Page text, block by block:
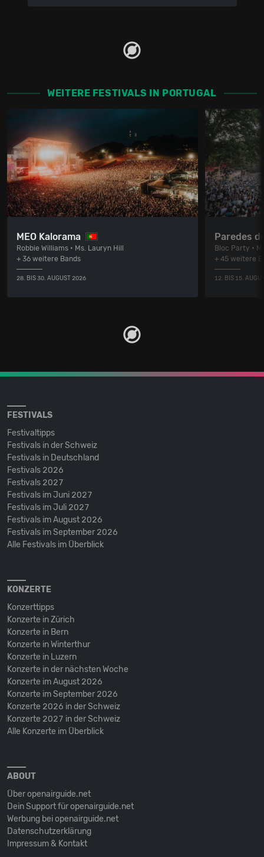
WEITERE FESTIVALS IN PORTUGAL
MEO Kalorama
Robbie Williams • Ms. Lauryn Hill
+ 36 weitere Bands
28. BIS 30. AUGUST 2026
Paredes
Bloc Party •
+ 45 weitere
12. BIS 15.
FESTIVALS
Festivaltipps
Festivals in der Schweiz
Festivals in Deutschland
Festivals 2026
Festivals 2027
Festivals im Juni 2027
Festivals im Juli 2027
Festivals im August 2026
Festivals im September 2026
Alle Festivals im Überblick
KONZERTE
Konzerttipps
Konzerte in Zürich
Konzerte in Bern
Konzerte in Winterthur
Konzerte in Luzern
Konzerte in der nächsten Woche
Konzerte im August 2026
Konzerte im September 2026
Konzerte 2026 in der Schweiz
Konzerte 2027 in der Schweiz
Alle Konzerte im Überblick
ABOUT
Über openairguide.net
Dein Support für openairguide.net
Werbung bei openairguide.net
Datenschutz­erklärung
Impressum & Kontakt